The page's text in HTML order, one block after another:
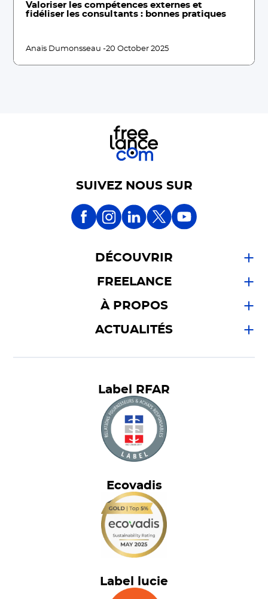
Valoriser les compétences externes et
fidéliser les consultants : bonnes pratiques
Anaïs Dumonsseau -20 October 2025
SUIVEZ NOUS SUR
DÉCOUVRIR
FREELANCE
À PROPOS
ACTUALITÉS
Label RFAR
Ecovadis
Label lucie